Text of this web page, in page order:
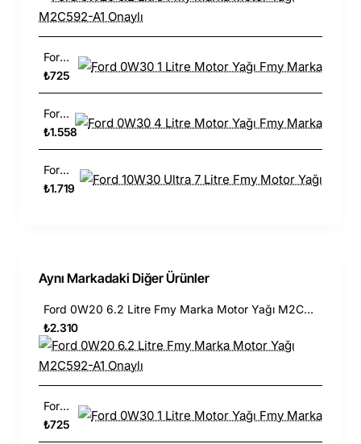
Ford 0W30 1 Litre Motor Yağı Fmy Marka
₺725
Ford 0W30 4 Litre Motor Yağı Fmy Marka
₺1.558
Ford 10W30 Ultra 7 Litre Fmy Motor Yağı
₺1.719
Aynı Markadaki Diğer Ürünler
Ford 0W20 6.2 Litre Fmy Marka Motor Yağı M2C592-A1 Onaylı
₺2.310
Ford 0W30 1 Litre Motor Yağı Fmy Marka
₺725